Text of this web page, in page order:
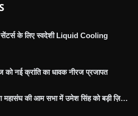
के लिए स्वदेशी Liquid Cooling
को नई क्रांति का धावक नीरज प्रजापत
महासंघ की आम सभा में उमेश सिंह को बड़ी ज़ि…